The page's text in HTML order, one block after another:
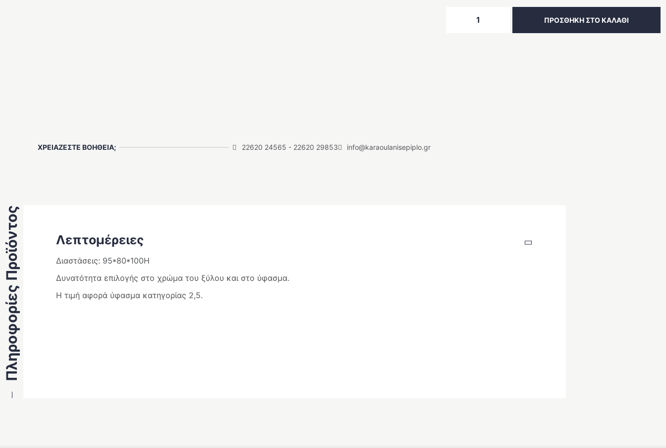
ΧΡΕΙΑΖΕΣΤΕ ΒΟΗΘΕΙΑ; 22620 24565 - 22620 29853 info@karaoulanisepiplo.gr
BERGERE
ΠΡΟΣΘΉΚΗ ΣΤΟ ΚΑΛΆΘΙ
Πληροφορίες Προϊόντος Λεπτομέρειες
Διαστάσεις: 95*80*100Η
Δυνατότητα επιλογής στο χρώμα του ξύλου και στο ύφασμα.
Η τιμή αφορά ύφασμα κατηγορίας 2,5.